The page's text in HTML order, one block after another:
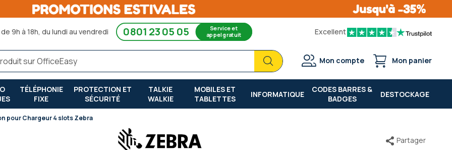
9h à 18h, du lundi au vendredi 0801 23 05 05 Service et
appel gratuit Excellent
Chercher
Chercher
Mon compte Mon panier
TÉLÉPHONIE
FIXE
PROTECTION ET
SÉCURITÉ
TALKIE
WALKIE
MOBILES ET
TABLETTES
INFORMATIQUE
CODES BARRES &
BADGES
DESTOCKAGE
pour Chargeur 4 slots Zebra
Partager